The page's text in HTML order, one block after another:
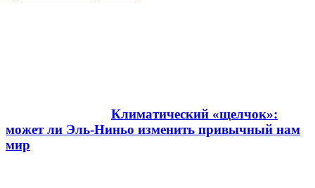
Климатический «щелчок»:
может ли Эль-Ниньо изменить привычный нам
мир